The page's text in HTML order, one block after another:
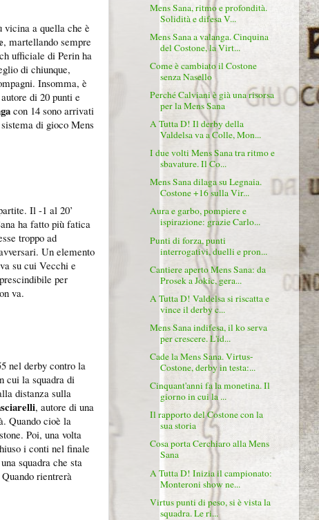
vicina a quella che è
, martellando sempre
ufficiale di Perin ha
di chiunque,
Insomma, è
di 20 punti e
con 14 sono arrivati
di gioco Mens
Il -1 al 20’
ha fatto più fatica
troppo ad
Un elemento
su cui Vecchi e
per
va.
nel derby contro la
cui la squadra di
distanza sulla
, autore di una
Quando cioè la
Poi, una volta
i conti nel finale
squadra che sta
Quando rientrerà
Mens Sana, ritmo e profondità.
Solidità e difesa V...
Mens Sana a valanga. Cinquina
del Costone, la Virt...
Come è cambiato il Costone
senza Nasello
Perché Calviani è già una risorsa
per la Mens Sana
A Tutta D! Il derby della
Valdelsa va a Colle, Mon...
I due volti Mens Sana tra ritmo e
sbavature. Il Co...
Mens Sana dilaga su Legnaia.
Costone +16 sulla Vir...
Aura e garbo, pompiere e
ispirazione: grazie Carlo...
Punti di forza, punti
interrogativi, duelli e pron...
Cantiere aperto Mens Sana: da
Prosek a Jokic, gera...
A Tutta D! Valdelsa si riscatta e
vince il derby c...
Mens Sana indifesa, il ko serva
per crescere. L'id...
Cade la Mens Sana. Virtus-
Costone, derby in testa:...
Cinquant'anni fa la monetina. Il
giorno in cui la ...
Il rapporto del Costone con la
sua storia
Cosa porta Cerchiaro alla Mens
Sana
A Tutta D! Inizia il campionato:
Monteroni show ne...
Virtus punti di peso, si è vista la
squadra. Le ri...